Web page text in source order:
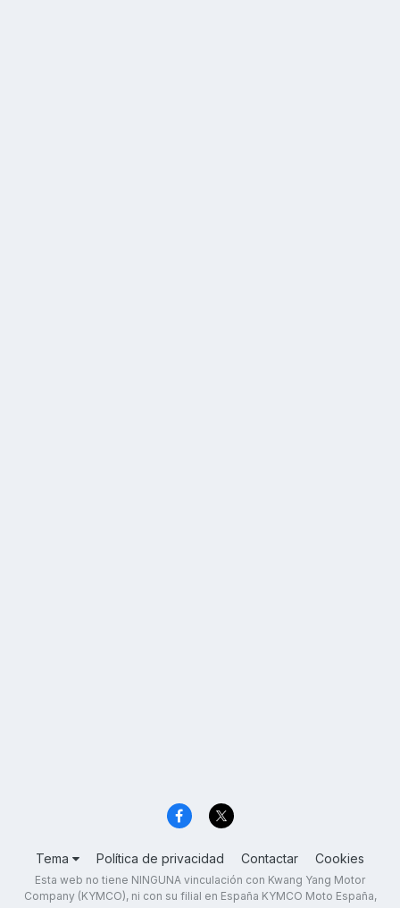
Tema Política de privacidad Contactar Cookies
Esta web no tiene NINGUNA vinculación con Kwang Yang Motor
Company (KYMCO), ni con su filial en España KYMCO Moto España,